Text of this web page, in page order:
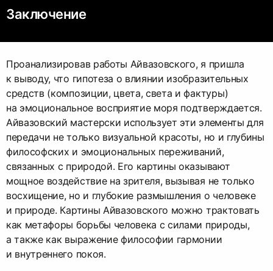
Заключение
Проанализировав работы Айвазовского, я пришла
к выводу, что гипотеза о влиянии изобразительных
средств (композиции, цвета, света и фактуры)
на эмоциональное восприятие моря подтверждается.
Айвазовский мастерски использует эти элементы для
передачи не только визуальной красоты, но и глубины
философских и эмоциональных переживаний,
связанных с природой. Его картины оказывают
мощное воздействие на зрителя, вызывая не только
восхищение, но и глубокие размышления о человеке
и природе. Картины Айвазовского можно трактовать
как метафоры борьбы человека с силами природы,
а также как выражение философии гармонии
и внутреннего покоя.